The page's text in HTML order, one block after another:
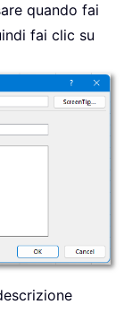
quando fai
fai clic su